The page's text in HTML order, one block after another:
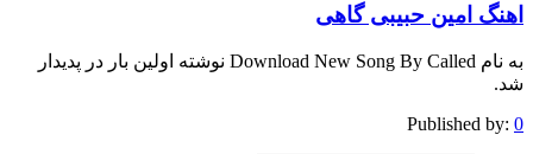
اهنگ امین حبیبی گاهی
به نام Download New Song By Called نوشته اولین بار در پدیدار
شد.
Published by: 0